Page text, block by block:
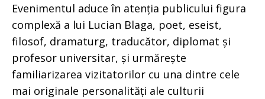
Evenimentul aduce în atenția publicului figura
complexă a lui Lucian Blaga, poet, eseist,
filosof, dramaturg, traducător, diplomat și
profesor universitar, și urmărește
familiarizarea vizitatorilor cu una dintre cele
mai originale personalități ale culturii